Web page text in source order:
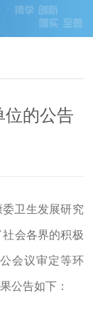
位的公告
委卫生发展研究
社会各界的积极
公会议审定等环
公告如下：